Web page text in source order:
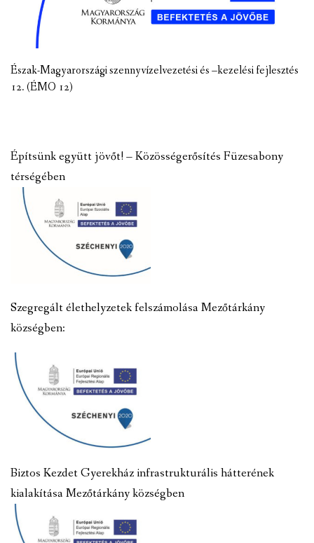
Észak-Magyarországi szennyvízelvezetési és –kezelési fejlesztés
12. (ÉMO 12)
Építsünk együtt jövőt! – Közösségerősítés Füzesabony
térségében
Szegregált élethelyzetek felszámolása Mezőtárkány
községben:
Biztos Kezdet Gyerekház infrastrukturális hátterének
kialakítása Mezőtárkány községben